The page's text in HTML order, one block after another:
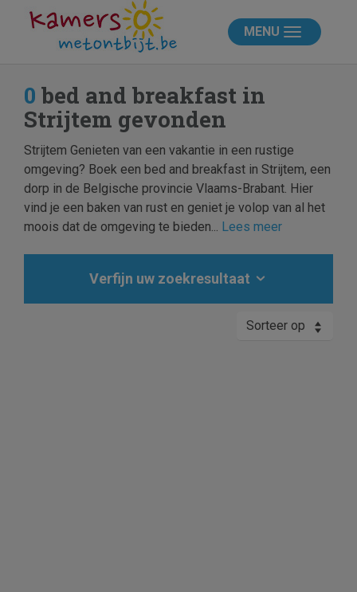
MENU
0 bed and breakfast in
Strijtem gevonden
Strijtem Genieten van een vakantie in een rustige
omgeving? Boek een bed and breakfast in Strijtem, een
dorp in de Belgische provincie Vlaams-Brabant. Hier
vind je een baken van rust en geniet je volop van al het
moois dat de omgeving te bieden... Lees meer
Verfijn uw zoekresultaat
Sorteer op